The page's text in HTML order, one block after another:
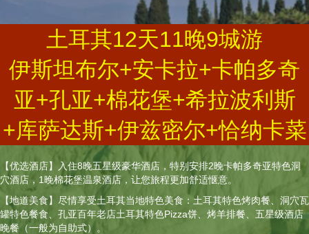
土耳其12天11晚9城游
伊斯坦布尔+安卡拉+卡帕多奇
亚+孔亚+棉花堡+希拉波利斯
+库萨达斯+伊兹密尔+恰纳卡菜
【优选酒店】入住8晚五星级豪华酒店，特别安排2晚卡帕多奇亚特色洞
穴酒店，1晚棉花堡温泉酒店，让您旅程更加舒适惬意。
【地道美食】尽情享受土耳其当地特色美食：土耳其特色烤肉餐、洞穴瓦
罐特色餐食、孔亚百年老店土耳其特色Pizza饼、烤羊排餐、五星级酒店
晚餐（一般为自助式）。